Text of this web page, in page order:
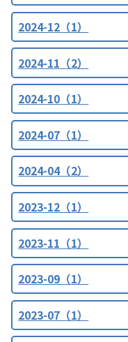
2024-12（1）
2024-11（2）
2024-10（1）
2024-07（1）
2024-04（2）
2023-12（1）
2023-11（1）
2023-09（1）
2023-07（1）